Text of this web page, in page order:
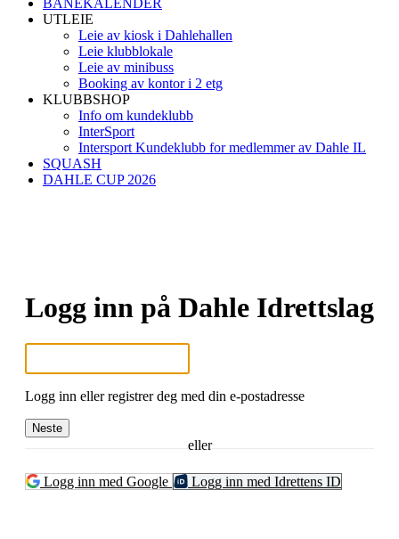
BANEKALENDER
UTLEIE
Leie av kiosk i Dahlehallen
Leie klubblokale
Leie av minibuss
Booking av kontor i 2 etg
KLUBBSHOP
Info om kundeklubb
InterSport
Intersport Kundeklubb for medlemmer av Dahle IL
SQUASH
DAHLE CUP 2026
Logg inn på Dahle Idrettslag
Logg inn eller registrer deg med din e-postadresse
Neste
eller
Logg inn med Google Logg inn med Idrettens ID